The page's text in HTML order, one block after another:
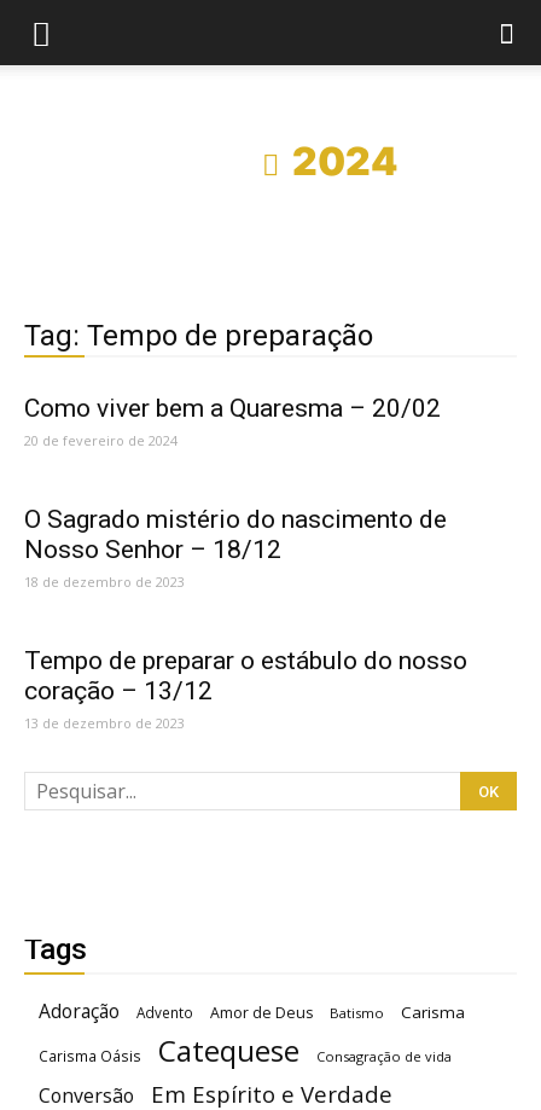
2024
Tag: Tempo de preparação
Como viver bem a Quaresma – 20/02
20 de fevereiro de 2024
O Sagrado mistério do nascimento de
Nosso Senhor – 18/12
18 de dezembro de 2023
Tempo de preparar o estábulo do nosso
coração – 13/12
13 de dezembro de 2023
Tags
Adoração Advento Amor de Deus Batismo Carisma
Carisma Oásis Catequese Consagração de vida
Conversão Em Espírito e Verdade